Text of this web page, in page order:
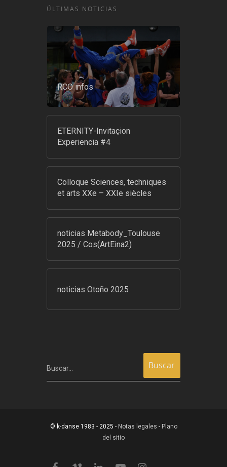
ÚLTIMAS NOTICIAS
RCO infos
ETERNITY-Invitaçion
Experiencia #4
Colloque Sciences, techniques
et arts XXe – XXIe siècles
noticias Metabody_Toulouse
2025 / Cos(ArtEina2)
noticias Otoño 2025
Buscar…
© k-danse 1983 - 2025 - Notas legales - Plano
del sitio